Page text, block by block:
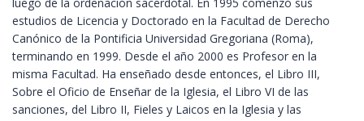
estudios de Licencia y Doctorado en la Facultad de Derecho
Canónico de la Pontificia Universidad Gregoriana (Roma),
terminando en 1999. Desde el año 2000 es Profesor en la
misma Facultad. Ha enseñado desde entonces, el Libro III,
Sobre el Oficio de Enseñar de la Iglesia, el Libro VI de las
sanciones, del Libro II, Fieles y Laicos en la Iglesia y las